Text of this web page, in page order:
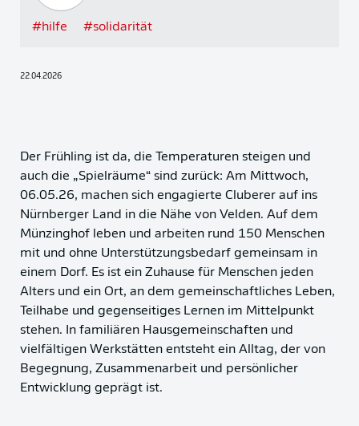
#hilfe #solidarität
22.04.2026
Der Frühling ist da, die Temperaturen steigen und
auch die „Spielräume“ sind zurück: Am Mittwoch,
06.05.26, machen sich engagierte Cluberer auf ins
Nürnberger Land in die Nähe von Velden. Auf dem
Münzinghof leben und arbeiten rund 150 Menschen
mit und ohne Unterstützungsbedarf gemeinsam in
einem Dorf. Es ist ein Zuhause für Menschen jeden
Alters und ein Ort, an dem gemeinschaftliches Leben,
Teilhabe und gegenseitiges Lernen im Mittelpunkt
stehen. In familiären Hausgemeinschaften und
vielfältigen Werkstätten entsteht ein Alltag, der von
Begegnung, Zusammenarbeit und persönlicher
Entwicklung geprägt ist.